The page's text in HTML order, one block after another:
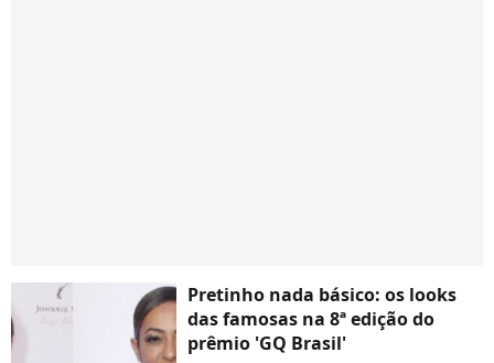
Pretinho nada básico: os looks
das famosas na 8ª edição do
prêmio 'GQ Brasil'